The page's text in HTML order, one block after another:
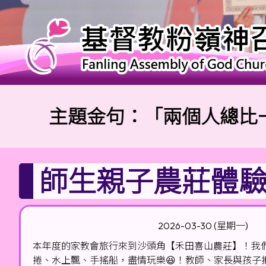
題金句：「兩個人總比一個
師生親子農莊體
2026-03-30 (星期一)
本年度的家教會旅行來到沙頭角【禾田喜山農莊】！
捲、水上飄、手搖船，盡情玩樂😆！教師、家長與孩